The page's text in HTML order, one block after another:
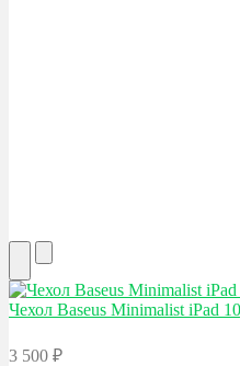
Чехол Baseus Minimalist iPad
3 500 ₽